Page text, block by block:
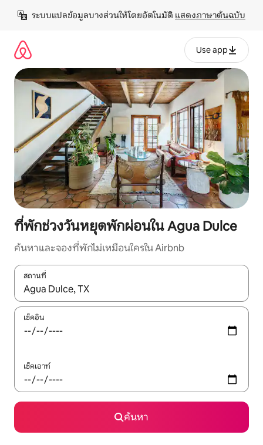
เนื้อหา
ระบบแปลข้อมูลบางส่วนให้โดยอัตโนมัติ แสดงภาษาต้นฉบับ
Use app
ที่พักช่วงวันหยุดพักผ่อนใน Agua Dulce
ค้นหาและจองที่พักไม่เหมือนใครใน Airbnb
สถานที่
ใช้ลูกศรขึ้นลง หรือใช้การสัมผัสหรือปัด เพื่อสำรวจผลการค้นหา
เช็คอิน
เช็คเอาท์
ค้นหา